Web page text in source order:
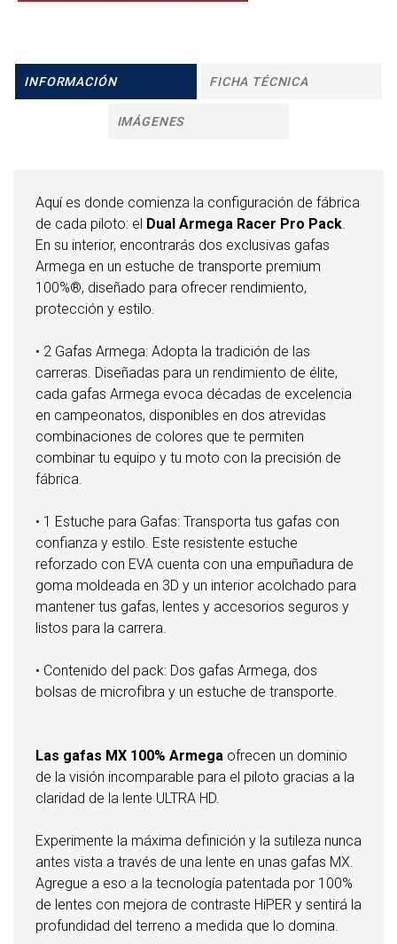
INFORMACIÓN FICHA TÉCNICA
IMÁGENES
Aquí es donde comienza la configuración de fábrica
de cada piloto: el Dual Armega Racer Pro Pack.
En su interior, encontrarás dos exclusivas gafas
Armega en un estuche de transporte premium
100%®, diseñado para ofrecer rendimiento,
protección y estilo.
• 2 Gafas Armega: Adopta la tradición de las
carreras. Diseñadas para un rendimiento de élite,
cada gafas Armega evoca décadas de excelencia
en campeonatos, disponibles en dos atrevidas
combinaciones de colores que te permiten
combinar tu equipo y tu moto con la precisión de
fábrica.
• 1 Estuche para Gafas: Transporta tus gafas con
confianza y estilo. Este resistente estuche
reforzado con EVA cuenta con una empuñadura de
goma moldeada en 3D y un interior acolchado para
mantener tus gafas, lentes y accesorios seguros y
listos para la carrera.
• Contenido del pack: Dos gafas Armega, dos
bolsas de microfibra y un estuche de transporte.
Las gafas MX 100% Armega ofrecen un dominio
de la visión incomparable para el piloto gracias a la
claridad de la lente ULTRA HD.
Experimente la máxima definición y la sutileza nunca
antes vista a través de una lente en unas gafas MX.
Agregue a eso a la tecnología patentada por 100%
de lentes con mejora de contraste HiPER y sentirá la
profundidad del terreno a medida que lo domina.